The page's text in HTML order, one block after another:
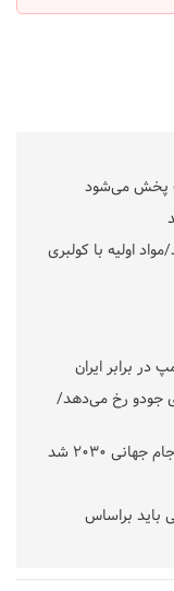
پخش می‌شود
اولیه با کولبری
در برابر ایران
جودو رخ می‌دهد/
۲۰۳۰ شد
باید براساس